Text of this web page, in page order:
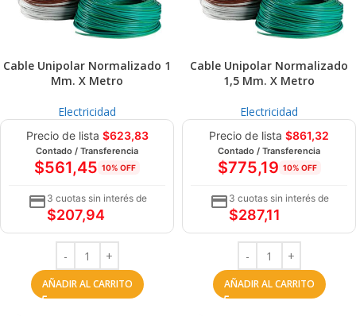
Cable Unipolar Normalizado 1
Mm. X Metro
Electricidad
Precio de lista $623,83
Contado / Transferencia
$561,45 10% OFF
3 cuotas sin interés de
$207,94
AÑADIR AL CARRITO
Cable Unipolar Normalizado
1,5 Mm. X Metro
Electricidad
Precio de lista $861,32
Contado / Transferencia
$775,19 10% OFF
3 cuotas sin interés de
$287,11
AÑADIR AL CARRITO